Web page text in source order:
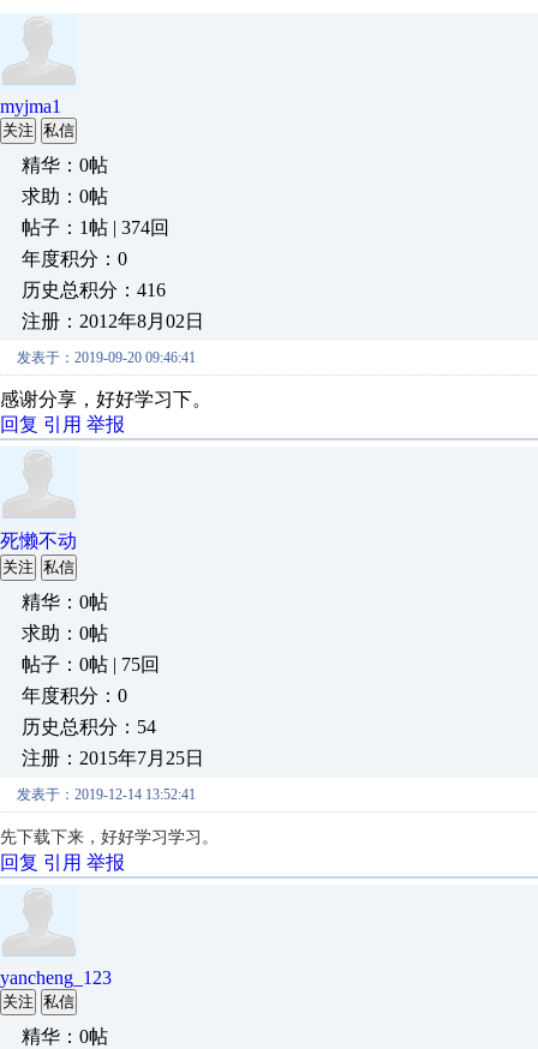
myjma1
关注 私信
精华：0帖
求助：0帖
帖子：1帖 | 374回
年度积分：0
历史总积分：416
注册：2012年8月02日
发表于：2019-09-20 09:46:41
感谢分享，好好学习下。
回复 引用 举报
死懒不动
关注 私信
精华：0帖
求助：0帖
帖子：0帖 | 75回
年度积分：0
历史总积分：54
注册：2015年7月25日
发表于：2019-12-14 13:52:41
先下载下来，好好学习学习。
回复 引用 举报
yancheng_123
关注 私信
精华：0帖